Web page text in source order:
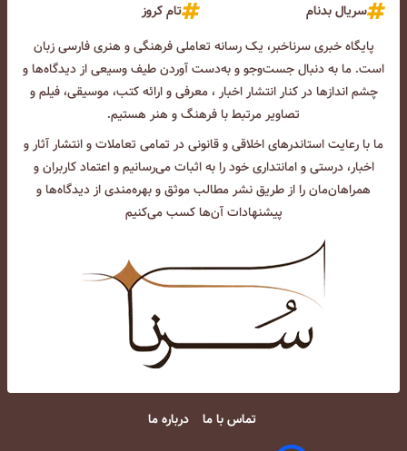
سریال بدنام
تام کروز
پایگاه خبری سرناخبر، یک رسانه تعاملی فرهنگی و هنری فارسی زبان
است. ما به دنبال جست‌و‌جو و به‌دست آوردن طیف وسیعی از دیدگاه‌ها و
چشم انداز‌ها در کنار انتشار اخبار ، معرفی و ارائه کتب، موسیقی، فیلم و
تصاویر مرتبط با فرهنگ و هنر هستیم.
ما با رعایت استاندرهای اخلاقی و قانونی در تمامی تعاملات و انتشار آثار و
اخبار، درستی و امانتداری خود را به اثبات می‌رسانیم و اعتماد کاربران و
همراهان‌مان را از طریق نشر مطالب موثق و بهره‌مندی از دیدگاه‌ها و
پیشنهادات آن‌ها کسب می‌کنیم
تماس با ما درباره ما